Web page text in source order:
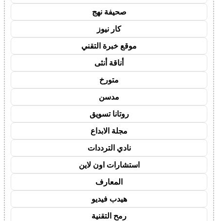
صحيفة نهج
كار نيوز
موقع خبرة التقني
أناقة أنثى
متورخ
مدسن
روتانا تسويق
مجلة الابداع
نادي الترددات
استشارات اون لاين
المعارف
هيدب فيديو
رمح التقنية